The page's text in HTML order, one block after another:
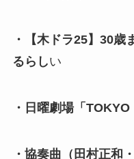
・【木ドラ25】30歳
るらしい
・日曜劇場「
・協奏曲（田村正和